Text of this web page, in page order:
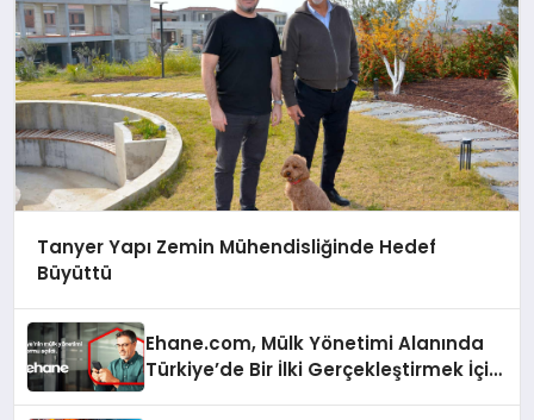
Tanyer Yapı Zemin Mühendisliğinde Hedef
Büyüttü
Ehane.com, Mülk Yönetimi Alanında
Türkiye’de Bir İlki Gerçekleştirmek İçin